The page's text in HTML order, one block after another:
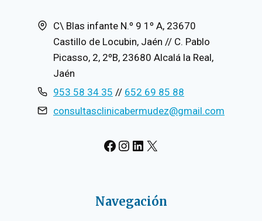
C\ Blas infante N.º 9 1º A, 23670
Castillo de Locubin, Jaén // C. Pablo
Picasso, 2, 2ºB, 23680 Alcalá la Real,
Jaén
953 58 34 35 // 652 69 85 88
consultasclinicabermudez@gmail.com
# Instagram
LinkedIn
X
Navegación